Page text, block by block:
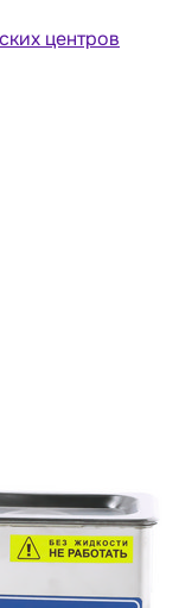
центров